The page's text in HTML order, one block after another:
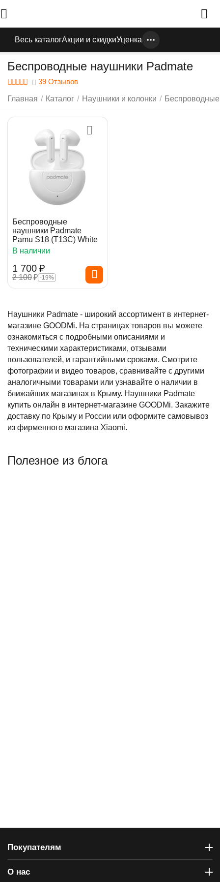
Весь каталогАкции и скидкиУценка
Беспроводные наушники Padmate
39 Отзывов
Главная / Каталог / Наушники и колонки /
Беспроводные
наушники Padmate
Pamu S18 (T13C) White
В наличии
1 700 ₽
2 100₽ -19%
Наушники Padmate - широкий ассортимент в интернет-
магазине GOODMi. На страницах товаров вы можете
ознакомиться с подробными описаниями и
техническими характеристиками, отзывами
пользователей, и гарантийными сроками. Смотрите
фотографии и видео товаров, сравнивайте с другими
аналогичными товарами или узнавайте о наличии в
ближайших магазинах в Крыму. Наушники Padmate
купить онлайн в интернет-магазине GOODMi. Закажите
доставку по Крыму и России или оформите самовывоз
из фирменного магазина Xiaomi.
Полезное из блога
Покупателям
О нас